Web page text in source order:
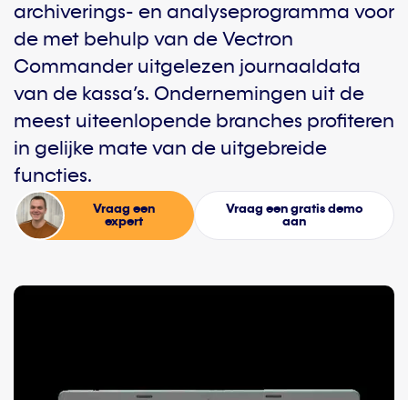
archiverings- en analyseprogramma voor
de met behulp van de Vectron
Commander uitgelezen journaaldata
van de kassa’s. Ondernemingen uit de
meest uiteenlopende branches profiteren
in gelijke mate van de uitgebreide
functies.
Vraag een
expert
Vraag een gratis demo
aan